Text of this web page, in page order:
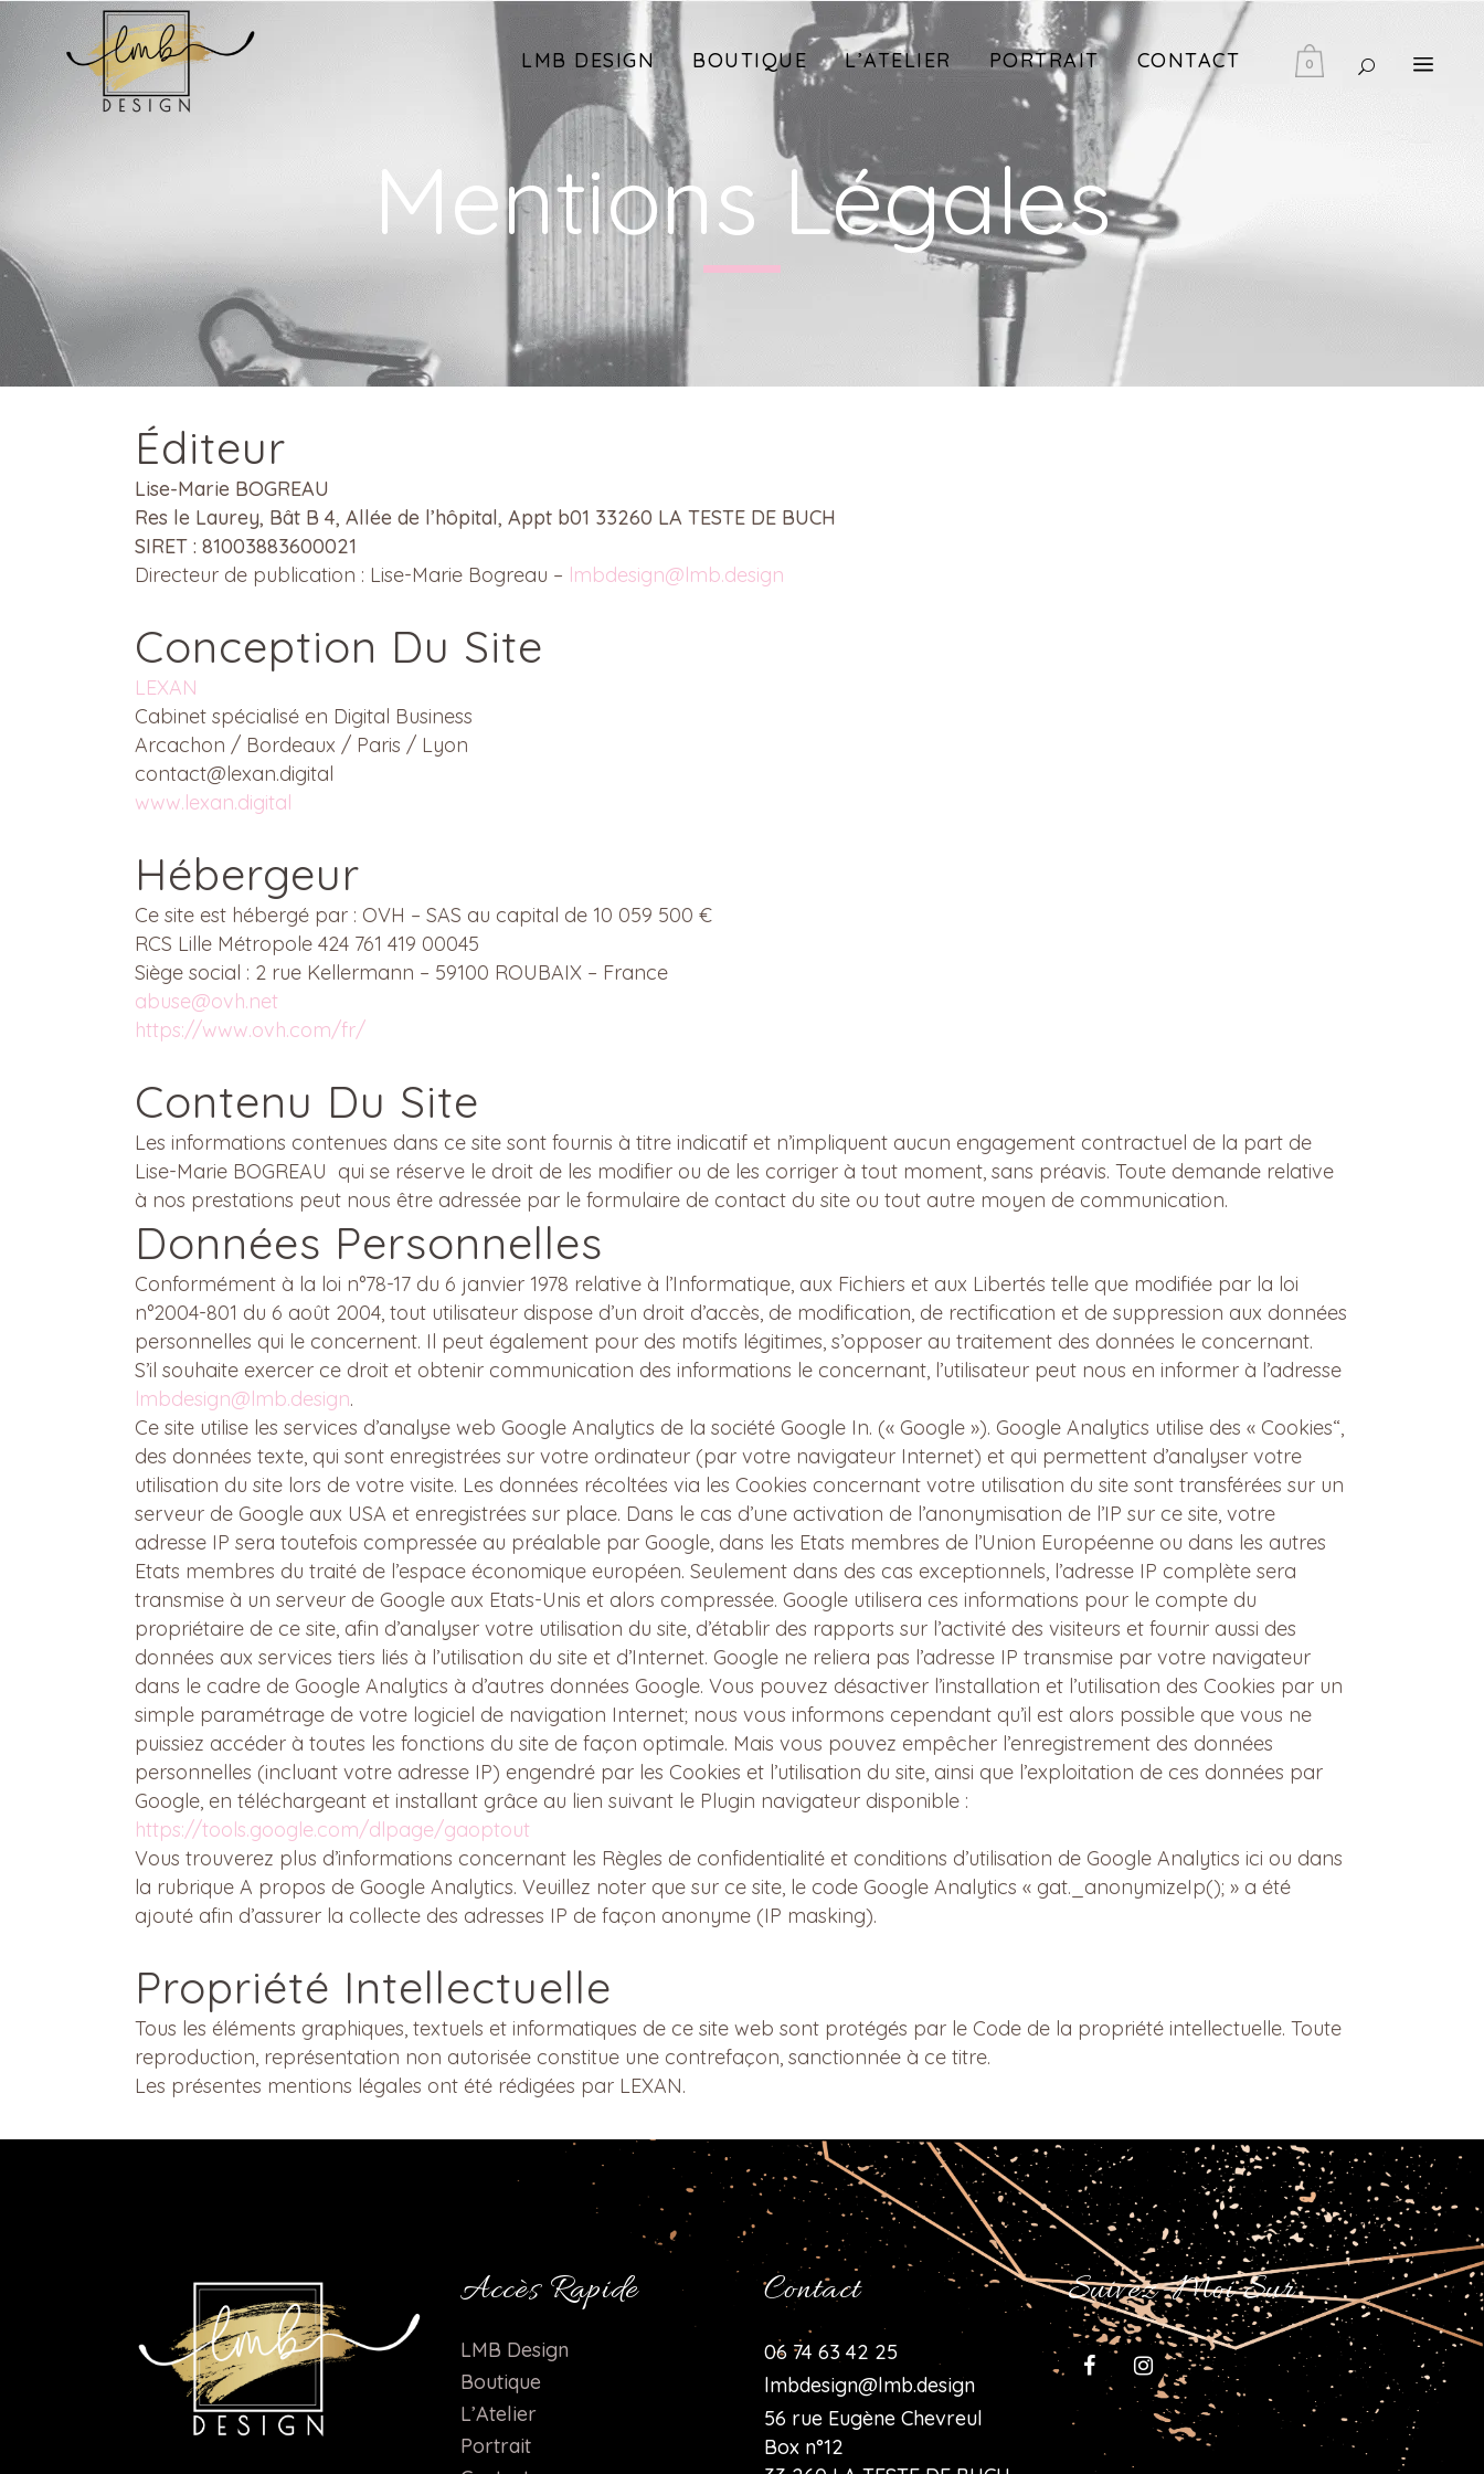
0
LMB DESIGN BOUTIQUE L’ATELIER PORTRAIT CONTACT
Mentions Légales
Éditeur
Lise-Marie BOGREAU
Res le Laurey, Bât B 4, Allée de l’hôpital, Appt b01 33260 LA TESTE DE BUCH
SIRET : 81003883600021
Directeur de publication : Lise-Marie Bogreau – lmbdesign@lmb.design
Conception Du Site
LEXAN
Cabinet spécialisé en Digital Business
Arcachon / Bordeaux / Paris / Lyon
contact@lexan.digital
www.lexan.digital
Hébergeur
Ce site est hébergé par : OVH – SAS au capital de 10 059 500 €
RCS Lille Métropole 424 761 419 00045
Siège social : 2 rue Kellermann – 59100 ROUBAIX – France
abuse@ovh.net
https://www.ovh.com/fr/
Contenu Du Site
Les informations contenues dans ce site sont fournis à titre indicatif et n’impliquent aucun engagement contractuel de la part de
Lise-Marie BOGREAU qui se réserve le droit de les modifier ou de les corriger à tout moment, sans préavis. Toute demande relative
à nos prestations peut nous être adressée par le formulaire de contact du site ou tout autre moyen de communication.
Données Personnelles
Conformément à la loi n°78-17 du 6 janvier 1978 relative à l’Informatique, aux Fichiers et aux Libertés telle que modifiée par la loi
n°2004-801 du 6 août 2004, tout utilisateur dispose d’un droit d’accès, de modification, de rectification et de suppression aux données
personnelles qui le concernent. Il peut également pour des motifs légitimes, s’opposer au traitement des données le concernant.
S’il souhaite exercer ce droit et obtenir communication des informations le concernant, l’utilisateur peut nous en informer à l’adresse
lmbdesign@lmb.design.
Ce site utilise les services d’analyse web Google Analytics de la société Google In. (« Google »). Google Analytics utilise des « Cookies“,
des données texte, qui sont enregistrées sur votre ordinateur (par votre navigateur Internet) et qui permettent d’analyser votre
utilisation du site lors de votre visite. Les données récoltées via les Cookies concernant votre utilisation du site sont transférées sur un
serveur de Google aux USA et enregistrées sur place. Dans le cas d’une activation de l’anonymisation de l’IP sur ce site, votre
adresse IP sera toutefois compressée au préalable par Google, dans les Etats membres de l’Union Européenne ou dans les autres
Etats membres du traité de l’espace économique européen. Seulement dans des cas exceptionnels, l’adresse IP complète sera
transmise à un serveur de Google aux Etats-Unis et alors compressée. Google utilisera ces informations pour le compte du
propriétaire de ce site, afin d’analyser votre utilisation du site, d’établir des rapports sur l’activité des visiteurs et fournir aussi des
données aux services tiers liés à l’utilisation du site et d’Internet. Google ne reliera pas l’adresse IP transmise par votre navigateur
dans le cadre de Google Analytics à d’autres données Google. Vous pouvez désactiver l’installation et l’utilisation des Cookies par un
simple paramétrage de votre logiciel de navigation Internet; nous vous informons cependant qu’il est alors possible que vous ne
puissiez accéder à toutes les fonctions du site de façon optimale. Mais vous pouvez empêcher l’enregistrement des données
personnelles (incluant votre adresse IP) engendré par les Cookies et l’utilisation du site, ainsi que l’exploitation de ces données par
Google, en téléchargeant et installant grâce au lien suivant le Plugin navigateur disponible :
https://tools.google.com/dlpage/gaoptout
Vous trouverez plus d’informations concernant les Règles de confidentialité et conditions d’utilisation de Google Analytics ici ou dans
la rubrique A propos de Google Analytics. Veuillez noter que sur ce site, le code Google Analytics « gat._anonymizeIp(); » a été
ajouté afin d’assurer la collecte des adresses IP de façon anonyme (IP masking).
Propriété Intellectuelle
Tous les éléments graphiques, textuels et informatiques de ce site web sont protégés par le Code de la propriété intellectuelle. Toute
reproduction, représentation non autorisée constitue une contrefaçon, sanctionnée à ce titre.
Les présentes mentions légales ont été rédigées par LEXAN.
Accès Rapide
LMB Design
Boutique
L’Atelier
Portrait
Contact
06 74 63 42 25
lmbdesign@lmb.design
56 rue Eugène Chevreul
Box n°12
Suivez-Moi Sur